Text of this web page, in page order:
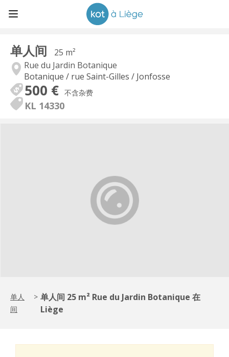
单人间
25 m²
Rue du Jardin Botanique
Botanique / rue Saint-Gilles / Jonfosse
500 € 不含杂费
KL 14330
单人
间
> 单人间 25 m² Rue du Jardin Botanique 在
Liège